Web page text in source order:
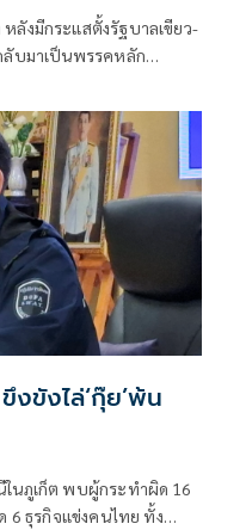
หลังมีกระแสตั้งรัฐบาลเขียว-
ลับมาเป็นพรรคหลัก
ขังไล่‘กุ๊ย’พ้น
นภูเก็ต พบผู้กระทำผิด 16
6 ธุรกิจแข่งคนไทย ทั้ง